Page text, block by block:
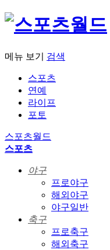
메뉴 보기 검색
스포츠
연예
라이프
포토
스포츠월드
스포츠
야구
프로야구
해외야구
야구일반
축구
프로축구
해외축구